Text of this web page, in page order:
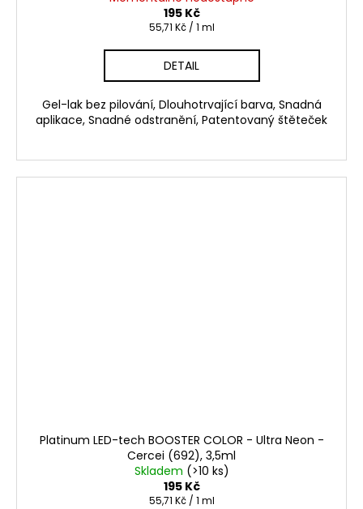
195 Kč
Měrná
55,71 Kč / 1 ml
DETAIL
Gel-lak bez pilování, Dlouhotrvající barva, Snadná
aplikace, Snadné odstranění, Patentovaný štěteček
Platinum LED-tech BOOSTER COLOR - Ultra Neon -
Cercei (692), 3,5ml
Skladem (>10 ks)
195 Kč
Měrná
55,71 Kč / 1 ml